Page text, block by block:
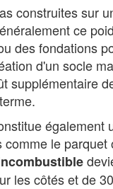
construites sur
ce
des fondations
d'un socle
supplémentaire
le
les côtés et de